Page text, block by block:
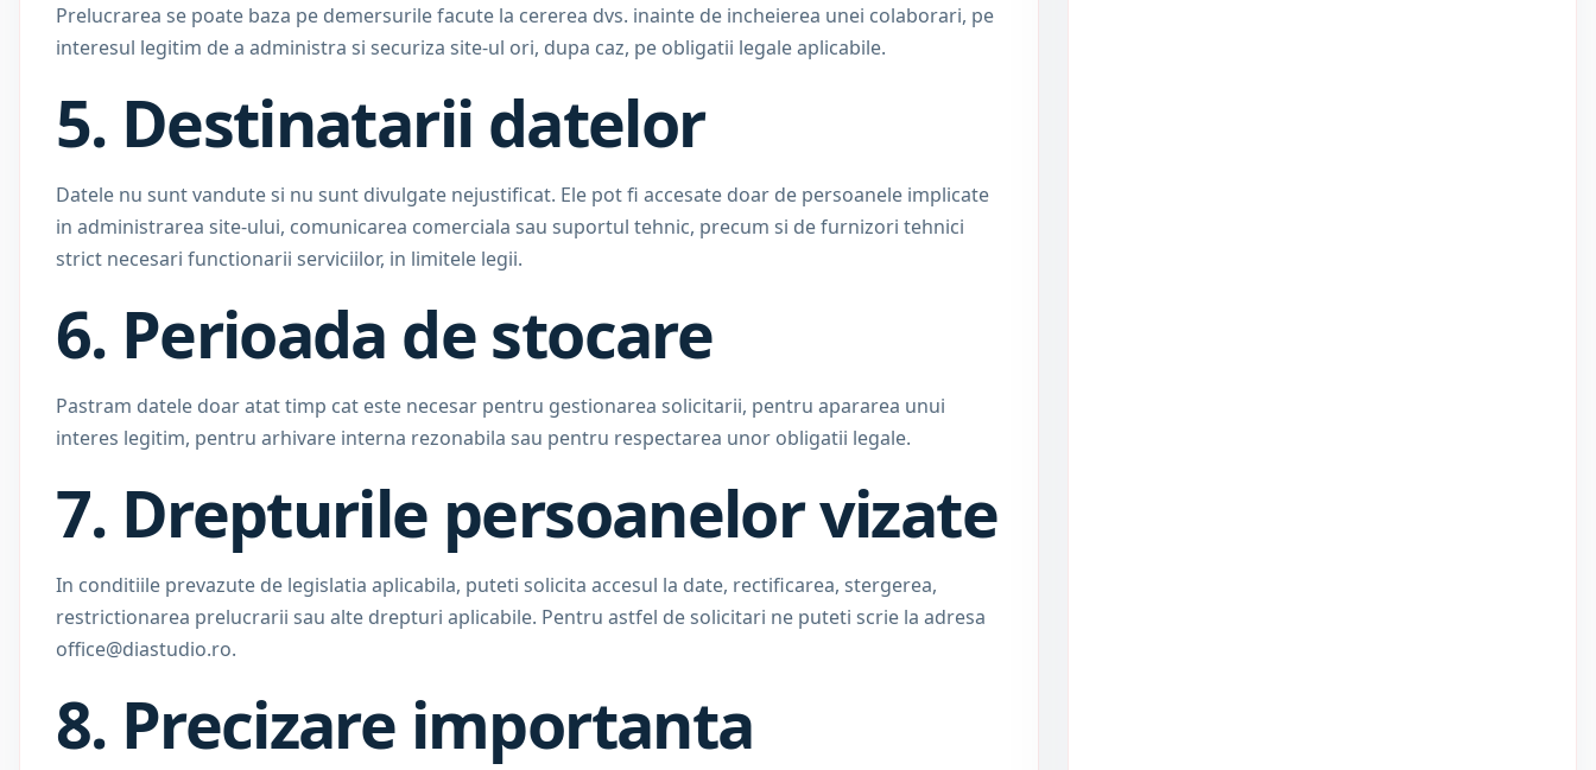
Prelucrarea se poate baza pe demersurile facute la cererea dvs. inainte de incheierea unei colaborari, pe
interesul legitim de a administra si securiza site-ul ori, dupa caz, pe obligatii legale aplicabile.
5. Destinatarii datelor
Datele nu sunt vandute si nu sunt divulgate nejustificat. Ele pot fi accesate doar de persoanele implicate
in administrarea site-ului, comunicarea comerciala sau suportul tehnic, precum si de furnizori tehnici
strict necesari functionarii serviciilor, in limitele legii.
6. Perioada de stocare
Pastram datele doar atat timp cat este necesar pentru gestionarea solicitarii, pentru apararea unui
interes legitim, pentru arhivare interna rezonabila sau pentru respectarea unor obligatii legale.
7. Drepturile persoanelor vizate
In conditiile prevazute de legislatia aplicabila, puteti solicita accesul la date, rectificarea, stergerea,
restrictionarea prelucrarii sau alte drepturi aplicabile. Pentru astfel de solicitari ne puteti scrie la adresa
office@diastudio.ro.
8. Precizare importanta